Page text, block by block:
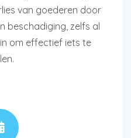
van goederen door
beschadiging, zelfs al
om effectief iets te